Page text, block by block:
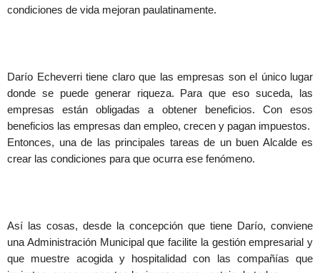
condiciones de vida mejoran paulatinamente.
Darío Echeverri tiene claro que las empresas son el único lugar
donde se puede generar riqueza. Para que eso suceda, las
empresas están obligadas a obtener beneficios. Con esos
beneficios las empresas dan empleo, crecen y pagan impuestos.
Entonces, una de las principales tareas de un buen Alcalde es
crear las condiciones para que ocurra ese fenómeno.
Así las cosas, desde la concepción que tiene Darío, conviene
una Administración Municipal que facilite la gestión empresarial y
que muestre acogida y hospitalidad con las compañías que